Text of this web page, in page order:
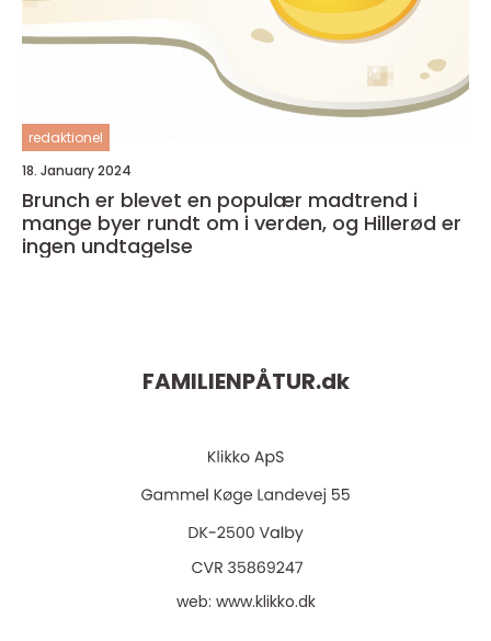
redaktionel
18. January 2024
Brunch er blevet en populær madtrend i
mange byer rundt om i verden, og Hillerød er
ingen undtagelse
FAMILIENPÅTUR.dk
web: www.klikko.dk